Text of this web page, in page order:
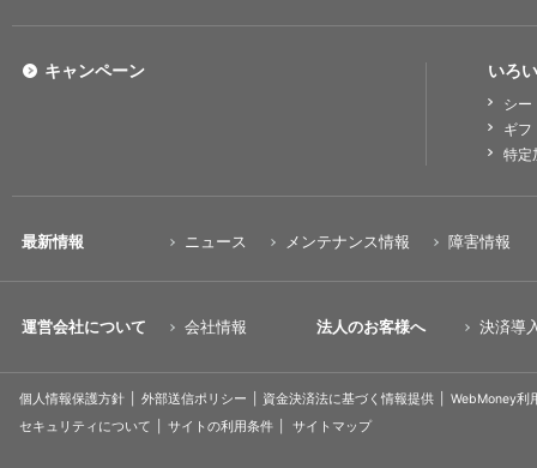
いろ
シー
ギフ
特定
キャンペーン
最新情報 ニュース メンテナンス情報 障害情報
運営会社について 会社情報 法人のお客様へ 決済導
個人情報保護方針 外部送信ポリシー 資金決済法に基づく情報提供
WebMoney利
セキュリティについて
サイトの利用条件 サイトマップ